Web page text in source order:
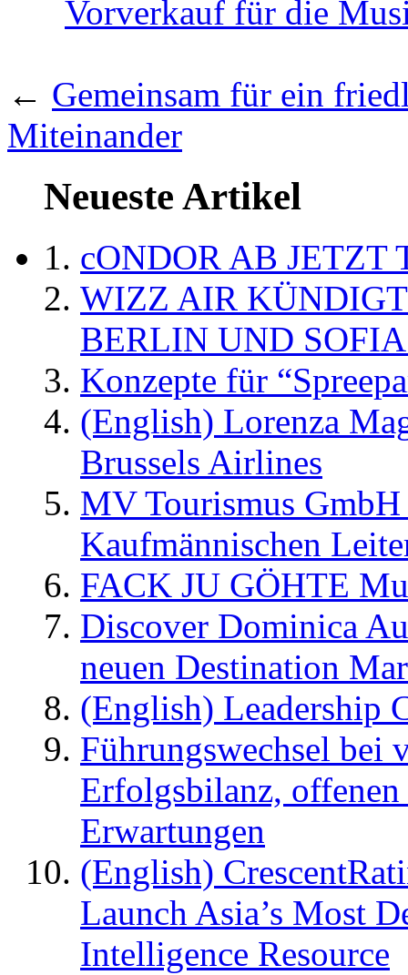
Vorverkauf für die
← Gemeinsam für ein
Miteinander
Neueste Artikel
cONDOR AB
WIZZ AIR
BERLIN UND
Konzepte für
(English) Lorenza
Brussels Airlines
MV Tourismus
Kaufmännischen
FACK JU GÖHTE
Discover Dominica
neuen Destination
(English) Leadership
Führungswechsel bei
Erfolgsbilanz,
Erwartungen
(English)
Launch Asia’s Most
Intelligence Resource